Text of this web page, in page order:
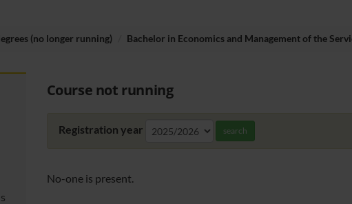
(no longer running) Bachelor in Economics and Management of the
Course not running
Registration year search
No-one is present.